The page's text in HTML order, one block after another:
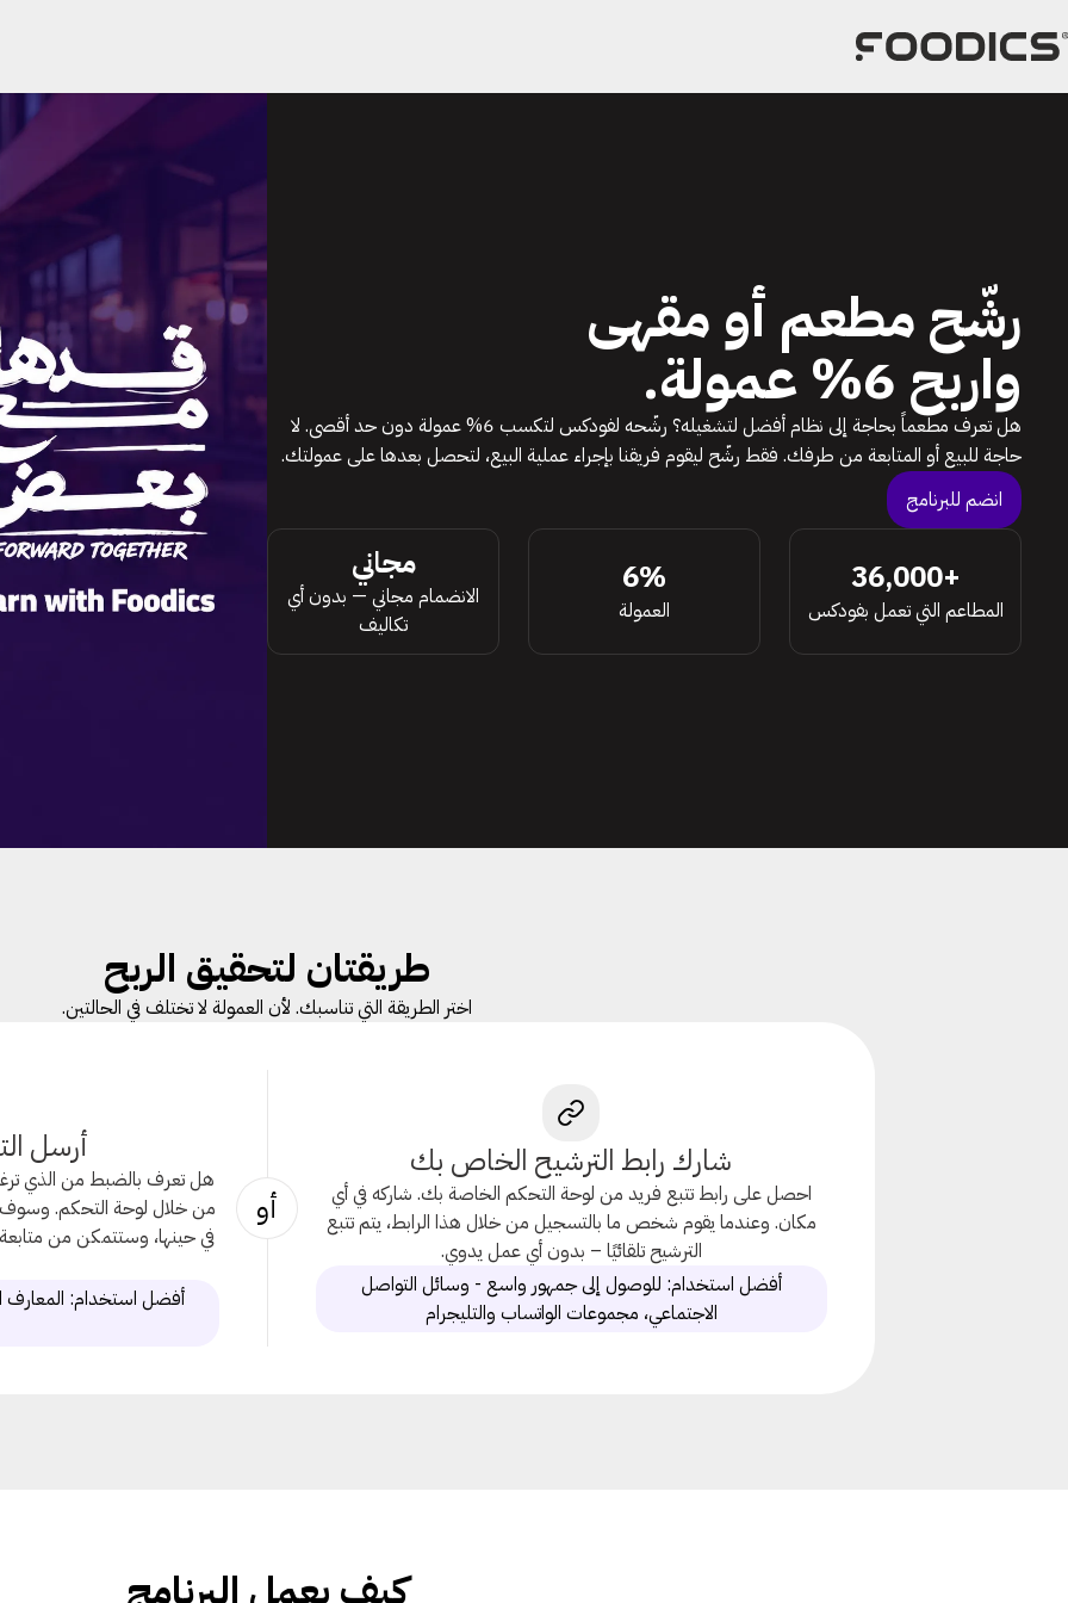
إلى
المحتوى
رشّح مطعم أو مقهى
واربح 6% عمولة.
هل تعرف مطعماً بحاجة إلى نظام أفضل لتشغيله؟ رشّحه لفودكس لتكسب 6% عمولة دون حد أقصى. لا
حاجة للبيع أو المتابعة من طرفك. فقط رشّح ليقوم فريقنا بإجراء عملية البيع، لتحصل بعدها على عمولتك.
انضم للبرنامج
+36,000
المطاعم التي تعمل بفودكس
6%
العمولة
مجاني
الانضمام مجاني — بدون أي
تكاليف
طريقتان لتحقيق الربح
اختر الطريقة التي تناسبك. لأن العمولة لا تختلف في الحالتين.
شارك رابط الترشيح الخاص بك
احصل على رابط تتبع فريد من لوحة التحكم الخاصة بك. شاركه في أي
مكان. وعندما يقوم شخص ما بالتسجيل من خلال هذا الرابط، يتم تتبع
الترشيح تلقائيًا – بدون أي عمل يدوي.
أفضل استخدام: للوصول إلى جمهور واسع - وسائل التواصل
الاجتماعي، مجموعات الواتساب والتليجرام
أو
أرسل
هل تعرف بالضبط من الذي
من خلال لوحة التحكم. وسوف
في حينها، وستتمكن من
أفضل استخدام: المعارف
كيف يعمل البرنامج